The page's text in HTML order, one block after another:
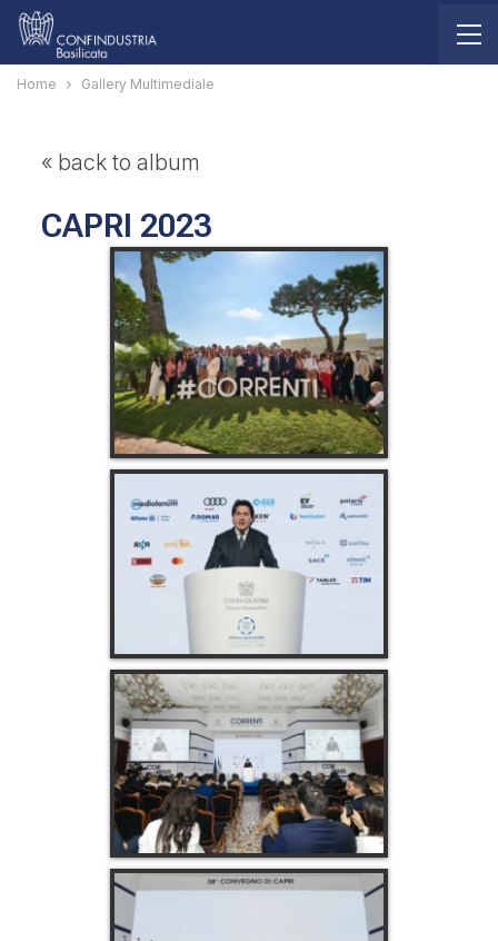
Home Gallery Multimediale
« back to album
CAPRI 2023